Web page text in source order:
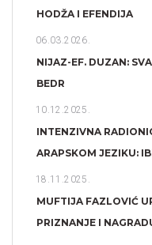
HODŽA I EFENDIJA
06.03.2026.
NIJAZ-EF. DUZAN:
BEDR
10.12.2025.
INTENZIVNA
ARAPSKOM JEZIKU:
18.11.2025.
MUFTIJA FAZLOVIĆ
PRIZNANJE I